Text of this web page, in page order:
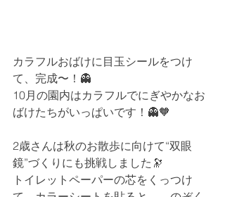
カラフルおばけに目玉シールをつけ
て、完成〜！👻
10月の園内はカラフルでにぎやかなお
ばけたちがいっぱいです！👻🧡
2歳さんは秋のお散歩に向けて“双眼
鏡”づくりにも挑戦しました🔭
トイレットペーパーの芯をくっつけ